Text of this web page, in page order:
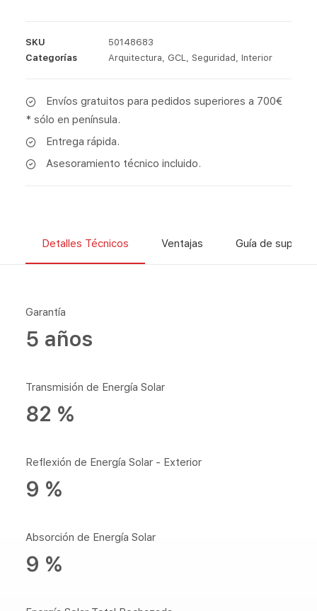
SKU
50148683
Categorías
Arquitectura, GCL, Seguridad , Interior
Envíos gratuitos para pedidos superiores a 700€
* sólo en península.
Entrega rápida.
Asesoramiento técnico incluido.
Detalles Técnicos Ventajas Guía de
Garantía
5 años
Transmisión de Energía Solar
82 %
Reflexión de Energía Solar - Exterior
9 %
Absorción de Energía Solar
9 %